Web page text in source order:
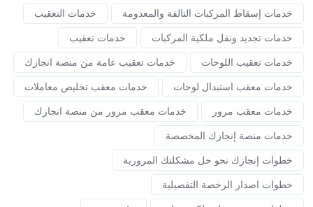
خدمات إسقاط المركبات التالفة والمعدومة
خدمات التعقيب
خدمات تجديد ونقل ملكية المركبات
خدمات تعقيب
خدمات تعقيب اللوحات
خدمات تعقيب عامة من منصة انجازك
خدمات معقب استبدال لوحات
خدمات معقب تخليص معاملات
خدمات معقب مرور
خدمات معقب مرور من منصة انجازك
خدمات منصة إنجازك المخصصة
خطوات إنجازك نحو حل مشكلتك المرورية
خطوات اصدار الرخصة التفصيلية